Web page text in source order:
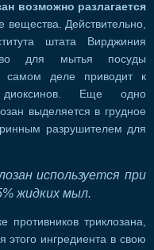
возможно разлагается
вещества. Действительно,
штата Вирджиния
для мытья посуды
самом деле приводит к
диоксинов. Еще одно
выделяется в грудное
разрушителем для
используется при
жидких мыл.
противников триклозана,
этого ингредиента в свою